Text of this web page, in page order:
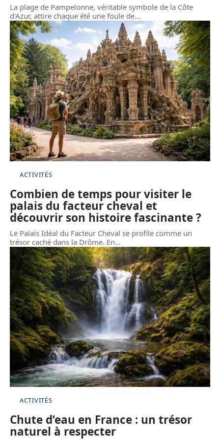
La plage de Pampelonne, véritable symbole de la Côte
d'Azur, attire chaque été une foule de…
ACTIVITÉS
Combien de temps pour visiter le
palais du facteur cheval et
découvrir son histoire fascinante ?
Le Palais Idéal du Facteur Cheval se profile comme un
trésor caché dans la Drôme. En…
ACTIVITÉS
Chute d’eau en France : un trésor
naturel à respecter